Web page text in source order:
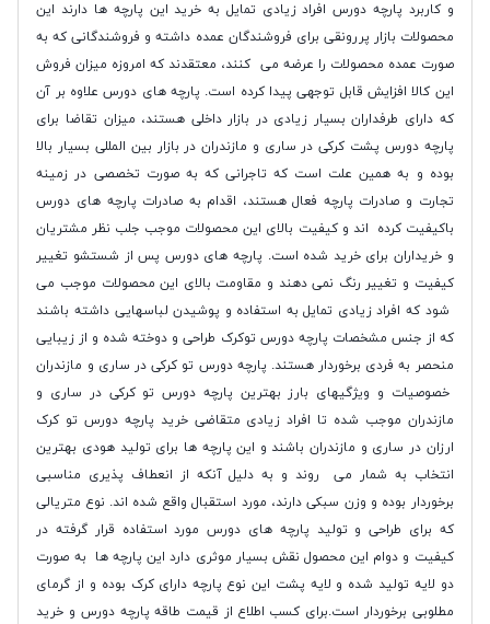
و کاربرد پارچه دورس افراد زیادی تمایل به خرید این پارچه ها دارند این
محصولات بازار پررونقی برای فروشندگان عمده داشته و فروشندگانی که به
صورت عمده محصولات را عرضه می کنند، معتقدند که امروزه میزان فروش
این کالا افزایش قابل توجهی پیدا کرده است. پارچه های دورس علاوه بر آن
که دارای طرفداران بسیار زیادی در بازار داخلی هستند، میزان تقاضا برای
پارچه دورس پشت کرکی در ساری و مازندران در بازار بین المللی بسیار بالا
بوده و به همین علت است که تاجرانی که به صورت تخصصی در زمینه
تجارت و صادرات پارچه فعال هستند، اقدام به صادرات پارچه های دورس
باکیفیت کرده اند و کیفیت بالای این محصولات موجب جلب نظر مشتریان
و خریداران برای خرید شده است. پارچه های دورس پس از شستشو تغییر
کیفیت و تغییر رنگ نمی دهند و مقاومت بالای این محصولات موجب می
شود که افراد زیادی تمایل به استفاده و پوشیدن لباسهایی داشته باشند
که از جنس مشخصات پارچه دورس توکرک طراحی و دوخته شده و از زیبایی
منحصر به فردی برخوردار هستند. پارچه دورس تو کرکی در ساری و مازندران
خصوصیات و ویژگیهای بارز بهترین پارچه دورس تو کرکی در ساری و
مازندران موجب شده تا افراد زیادی متقاضی خرید پارچه دورس تو کرک
ارزان در ساری و مازندران باشند و این پارچه ها برای تولید هودی بهترین
انتخاب به شمار می روند و به دلیل آنکه از انعطاف پذیری مناسبی
برخوردار بوده و وزن سبکی دارند، مورد استقبال واقع شده اند. نوع متریالی
که برای طراحی و تولید پارچه های دورس مورد استفاده قرار گرفته در
کیفیت و دوام این محصول نقش بسیار موثری دارد این پارچه ها به صورت
دو لایه تولید شده و لایه پشت این نوع پارچه دارای کرک بوده و از گرمای
مطلوبی برخوردار است.برای کسب اطلاع از قیمت طاقه پارچه دورس و خرید